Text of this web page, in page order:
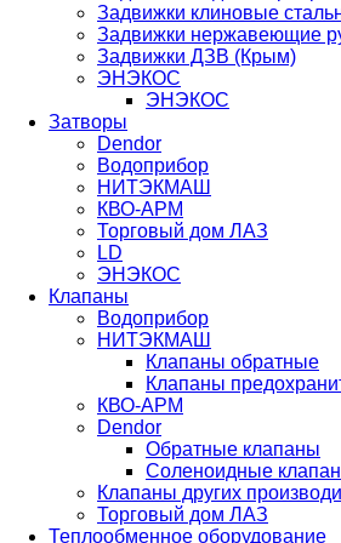
Задвижки клиновые
Задвижки нержавеющие
Задвижки ДЗВ (Крым)
ЭНЭКОС
ЭНЭКОС
Затворы
Dendor
Водоприбор
НИТЭКМАШ
КВО-АРМ
Торговый дом ЛАЗ
LD
ЭНЭКОС
Клапаны
Водоприбор
НИТЭКМАШ
Клапаны обратные
Клапаны
КВО-АРМ
Dendor
Обратные клапаны
Соленоидные
Клапаны других
Торговый дом ЛАЗ
Теплообменное оборудование